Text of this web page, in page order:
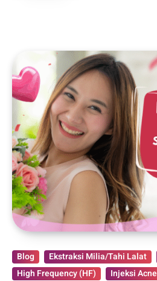
Blog Ekstraksi Milia/Tahi Lalat
High Frequency (HF)
Injeksi Acne